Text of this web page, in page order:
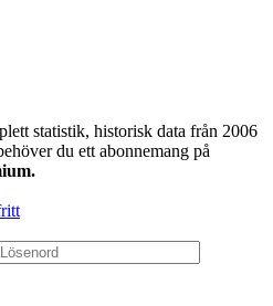
statistik, historisk data från 2006
du ett abonnemang på